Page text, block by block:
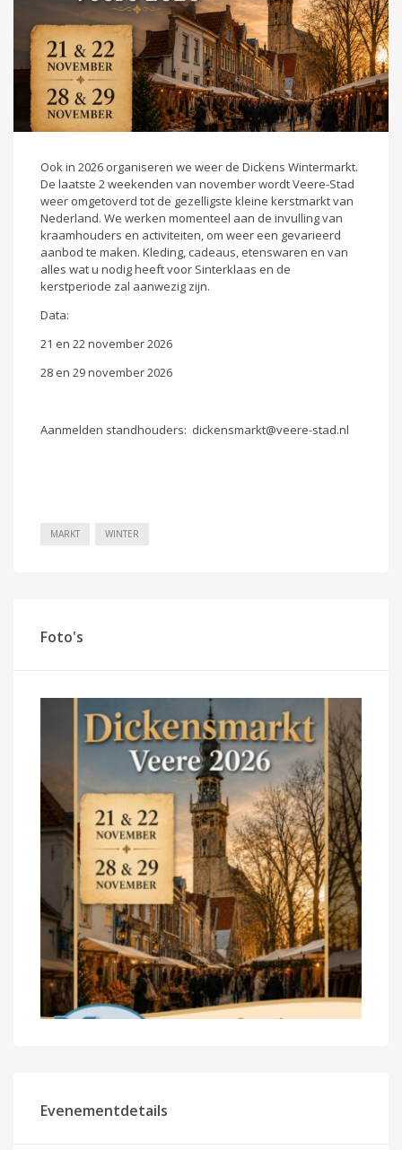
Ook in 2026 organiseren we weer de Dickens Wintermarkt.
De laatste 2 weekenden van november wordt Veere-Stad
weer omgetoverd tot de gezelligste kleine kerstmarkt van
Nederland. We werken momenteel aan de invulling van
kraamhouders en activiteiten, om weer een gevarieerd
aanbod te maken. Kleding, cadeaus, etenswaren en van
alles wat u nodig heeft voor Sinterklaas en de
kerstperiode zal aanwezig zijn.
Data:
21 en 22 november 2026
28 en 29 november 2026
Aanmelden standhouders: dickensmarkt@veere-stad.nl
MARKT WINTER
Foto's
Evenementdetails